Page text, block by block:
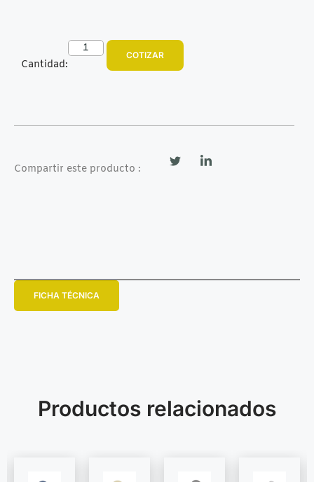
Cantidad:
COTIZAR
Compartir este producto :
FICHA TÉCNICA
Productos relacionados